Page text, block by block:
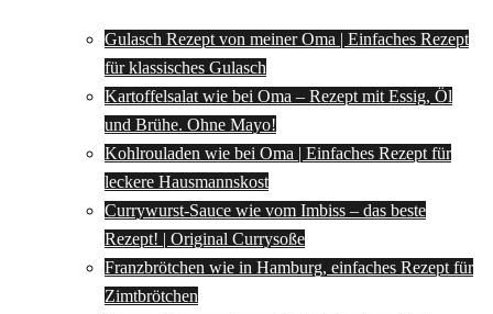
Gulasch Rezept von meiner Oma | Einfaches Rezept
für klassisches Gulasch
Kartoffelsalat wie bei Oma – Rezept mit Essig, Öl
und Brühe. Ohne Mayo!
Kohlrouladen wie bei Oma | Einfaches Rezept für
leckere Hausmannskost
Currywurst-Sauce wie vom Imbiss – das beste
Rezept! | Original Currysoße
Franzbrötchen wie in Hamburg, einfaches Rezept für
Zimtbrötchen